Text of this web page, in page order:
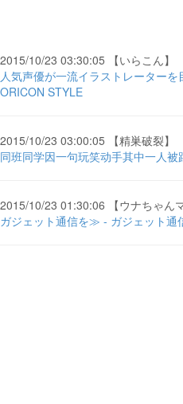
2015/10/23 03:30:05 【いらこん】
人気声優が一流イラストレーター
ORICON STYLE
2015/10/23 03:00:05 【精巣破裂】
同班同学因一句玩笑动手其中一人
2015/10/23 01:30:06 【ウナちゃん
ガジェット通信を≫ - ガジェット通